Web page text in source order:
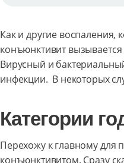
Как и другие
конъюнктивит
Вирусный и
инфекции. В некоторых
Категории
Перехожу к главному для
конъюнктивитом. Сразу